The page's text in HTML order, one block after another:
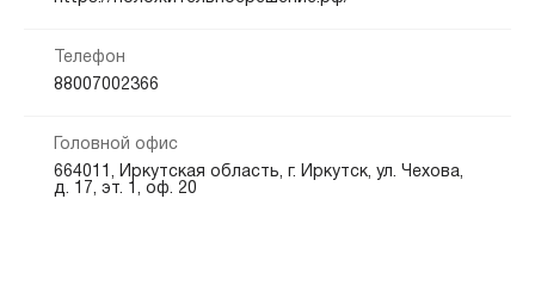
Банкоматы Безналичный расчет
Телефон
88007002366
Головной офис
664011, Иркутская область, г. Иркутск, ул. Чехова,
д. 17, эт. 1, оф. 20